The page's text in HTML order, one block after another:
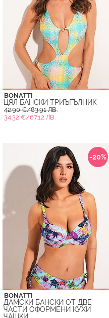
BONATTI
ЦЯЛ БАНСКИ ТРИЪГЪЛНИК
42.90 €/83.91 ЛВ.
34.32 €/67.12 ЛВ.
-20%
BONATTI
ДАМСКИ БАНСКИ ОТ ДВЕ
ЧАСТИ ОФОРМЕНИ КУХИ